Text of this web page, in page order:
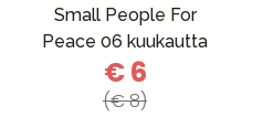
Small People For
Peace 06 kuukautta
€ 6
(€ 8)